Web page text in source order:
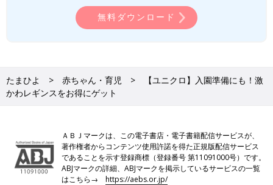
無料ダウンロード
たまひよ 赤ちゃん・育児
【ユニクロ】入園準備にも！激
かわレギンスをお得にゲット
ＡＢＪマークは、この電子書店・電子書籍配信サービスが、
著作権者からコンテンツ使用許諾を得た正規版配信サービス
であることを示す登録商標（登録番号 第11091000号）です。
ABJマークの詳細、ABJマークを掲示しているサービスの一覧
はこちら→https://aebs.or.jp/